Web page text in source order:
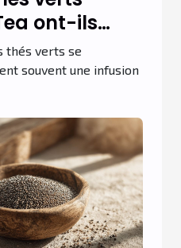
ont-ils
?
thés verts se
souvent une infusion